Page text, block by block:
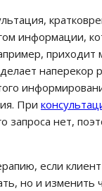
информации,
приходит
наперекор
При
запроса нет,
если
но и изменить